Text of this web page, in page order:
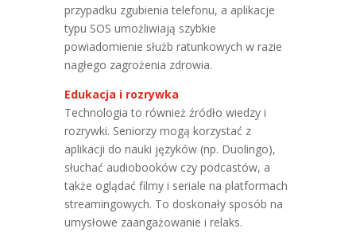
przypadku zgubienia telefonu, a aplikacje
typu SOS umożliwiają szybkie
powiadomienie służb ratunkowych w razie
nagłego zagrożenia zdrowia.
Edukacja i rozrywka
Technologia to również źródło wiedzy i
rozrywki. Seniorzy mogą korzystać z
aplikacji do nauki języków (np. Duolingo),
słuchać audiobooków czy podcastów, a
także oglądać filmy i seriale na platformach
streamingowych. To doskonały sposób na
umysłowe zaangażowanie i relaks.